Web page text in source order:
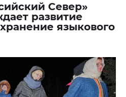
Север»
развитие
языкового